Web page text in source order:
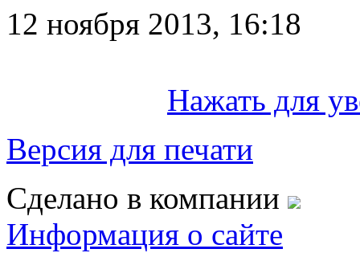
12 ноября 2013, 16:18
Нажать для
Версия для печати
Сделано в компании
Информация о сайте